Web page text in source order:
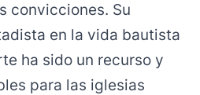
convicciones. Su
en la vida bautista
ha sido un recurso y
para las iglesias